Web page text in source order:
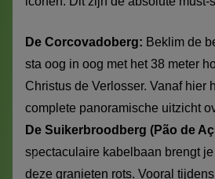
De Corcovadoberg: Beklim de
sta oog in oog met het 38 meter
Christus de Verlosser. Vanaf hier
complete panoramische uitzicht
De Suikerbroodberg (Pão de
spectaculaire kabelbaan brengt
deze granieten rots. Vooral